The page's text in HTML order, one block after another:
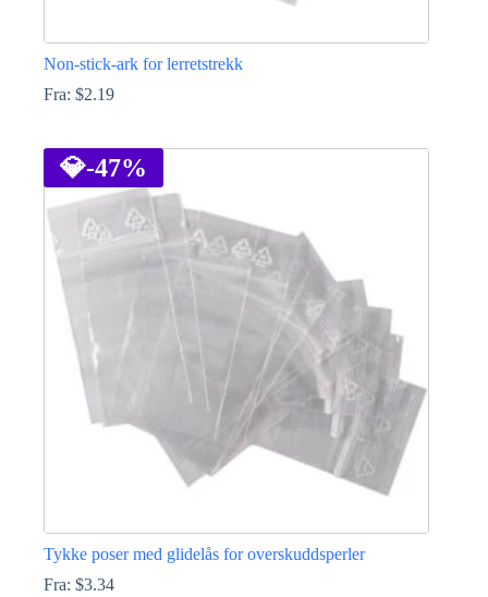
Non-stick-ark for lerretstrekk
Fra: $2.19
har
flere
varianter.
Alternativene
velges
produktsiden
💎-47%
Tykke poser med glidelås for overskuddsperler
Fra: $3.34